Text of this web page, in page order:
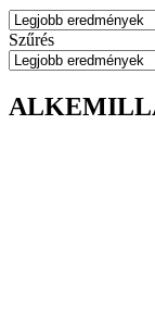
Szűrés